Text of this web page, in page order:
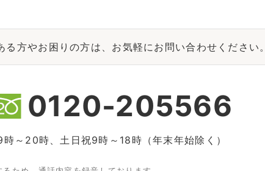
る方やお困りの方は、お気軽にお問い合わせください。
0120-205566
時～20時、土日祝9時～18時（年末年始除く）